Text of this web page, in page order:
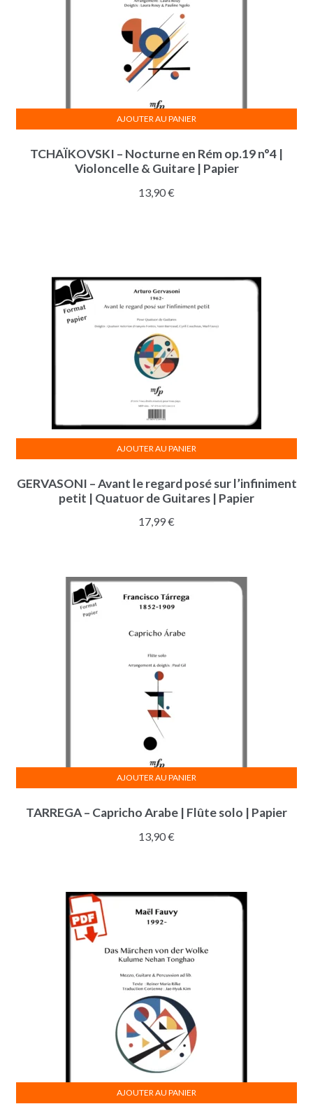
TCHAÏKOVSKI – Nocturne en Rém op.19 n°4 |
Violoncelle & Guitare | Papier
13,90€
AJOUTER AU PANIER
GERVASONI – Avant le regard posé sur l’infiniment
petit | Quatuor de Guitares | Papier
17,99€
AJOUTER AU PANIER
TARREGA – Capricho Arabe | Flûte solo | Papier
13,90€
AJOUTER AU PANIER
AJOUTER AU PANIER